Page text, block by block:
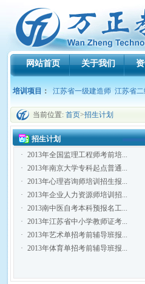
网站首页 关于我们
培训项目 ： 江苏省一级建造师 江苏省
当前位置: 首页>招生计划
招生计划
· 2013年全国监理工程师考前培...
· 2013年南京大学专科起点普通...
· 2013年心理咨询师培训招生报...
· 2013年企业人力资源师培训招...
· 2013南中医自考本科预报名工...
· 2013年江苏省中小学教师证考...
· 2013年艺术单招考前辅导班报...
· 2013年体育单招考前辅导班报...